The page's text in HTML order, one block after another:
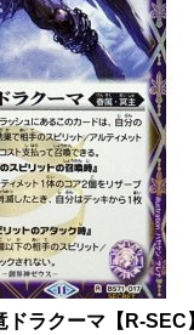
ラクーマ【R-SEC